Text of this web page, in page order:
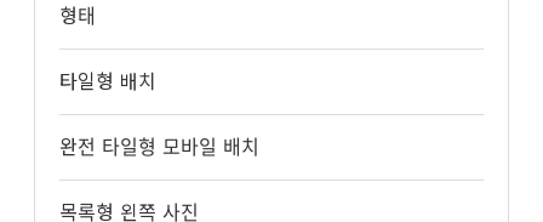
형태
타일형 배치
완전 타일형 모바일 배치
목록형 왼쪽 사진